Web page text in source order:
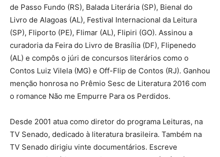
de Passo Fundo (RS), Balada Literária (SP), Bienal do
Livro de Alagoas (AL), Festival Internacional da Leitura
(SP), Fliporto (PE), Flimar (AL), Flipiri (GO). Assinou a
curadoria da Feira do Livro de Brasília (DF), Flipenedo
(AL) e compôs o júri de concursos literários como o
Contos Luiz Vilela (MG) e Off-Flip de Contos (RJ). Ganhou
menção honrosa no Prêmio Sesc de Literatura 2016 com
o romance Não me Empurre Para os Perdidos.
Desde 2001 atua como diretor do programa Leituras, na
TV Senado, dedicado à literatura brasileira. Também na
TV Senado dirigiu vinte documentários. Escreve